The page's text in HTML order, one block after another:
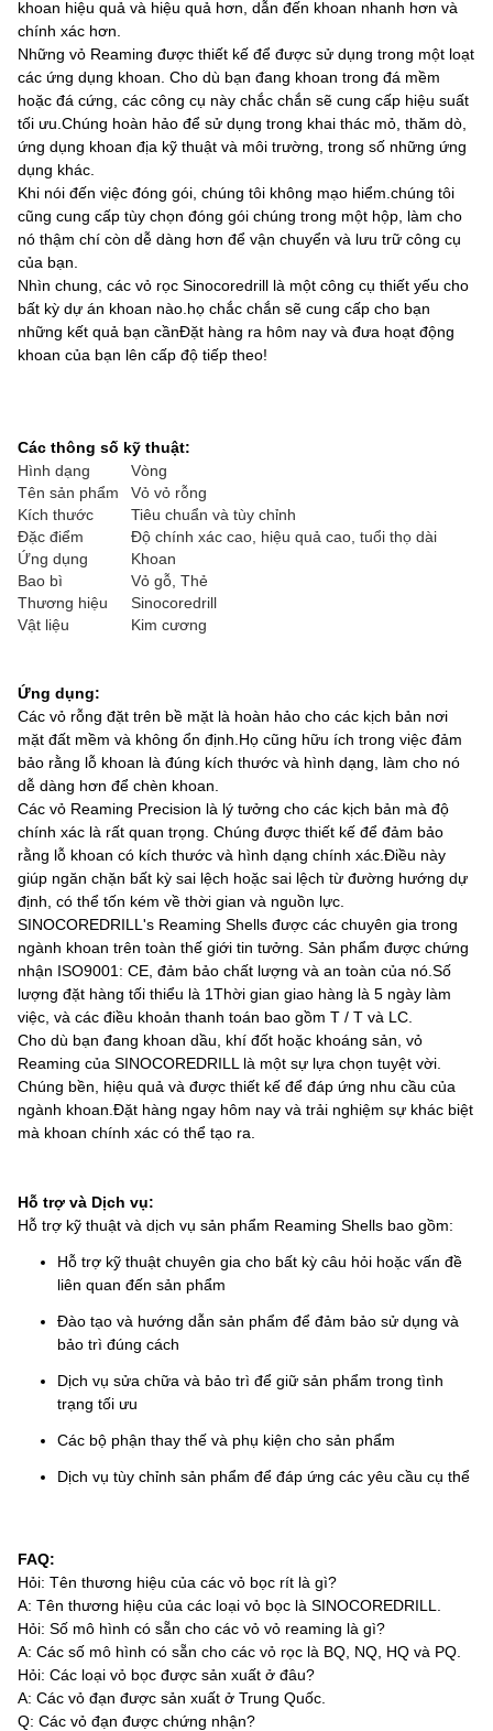
khoan hiệu quả và hiệu quả hơn, dẫn đến khoan nhanh hơn và
chính xác hơn.
Những vỏ Reaming được thiết kế để được sử dụng trong một loạt
các ứng dụng khoan. Cho dù bạn đang khoan trong đá mềm
hoặc đá cứng, các công cụ này chắc chắn sẽ cung cấp hiệu suất
tối ưu.Chúng hoàn hảo để sử dụng trong khai thác mỏ, thăm dò,
ứng dụng khoan địa kỹ thuật và môi trường, trong số những ứng
dụng khác.
Khi nói đến việc đóng gói, chúng tôi không mạo hiểm.chúng tôi
cũng cung cấp tùy chọn đóng gói chúng trong một hộp, làm cho
nó thậm chí còn dễ dàng hơn để vận chuyển và lưu trữ công cụ
của bạn.
Nhìn chung, các vỏ rọc Sinocoredrill là một công cụ thiết yếu cho
bất kỳ dự án khoan nào.họ chắc chắn sẽ cung cấp cho bạn
những kết quả bạn cầnĐặt hàng ra hôm nay và đưa hoạt động
khoan của bạn lên cấp độ tiếp theo!
Các thông số kỹ thuật:
Hình dạng
Vòng
Tên sản phẩm
Vỏ vỏ rỗng
Kích thước
Tiêu chuẩn và tùy chỉnh
Đặc điểm
Độ chính xác cao, hiệu quả cao, tuổi thọ dài
Ứng dụng
Khoan
Bao bì
Vỏ gỗ, Thẻ
Thương hiệu
Sinocoredrill
Vật liệu
Kim cương
Ứng dụng:
Các vỏ rỗng đặt trên bề mặt là hoàn hảo cho các kịch bản nơi
mặt đất mềm và không ổn định.Họ cũng hữu ích trong việc đảm
bảo rằng lỗ khoan là đúng kích thước và hình dạng, làm cho nó
dễ dàng hơn để chèn khoan.
Các vỏ Reaming Precision là lý tưởng cho các kịch bản mà độ
chính xác là rất quan trọng. Chúng được thiết kế để đảm bảo
rằng lỗ khoan có kích thước và hình dạng chính xác.Điều này
giúp ngăn chặn bất kỳ sai lệch hoặc sai lệch từ đường hướng dự
định, có thể tốn kém về thời gian và nguồn lực.
SINOCOREDRILL's Reaming Shells được các chuyên gia trong
ngành khoan trên toàn thế giới tin tưởng. Sản phẩm được chứng
nhận ISO9001: CE, đảm bảo chất lượng và an toàn của nó.Số
lượng đặt hàng tối thiểu là 1Thời gian giao hàng là 5 ngày làm
việc, và các điều khoản thanh toán bao gồm T / T và LC.
Cho dù bạn đang khoan dầu, khí đốt hoặc khoáng sản, vỏ
Reaming của SINOCOREDRILL là một sự lựa chọn tuyệt vời.
Chúng bền, hiệu quả và được thiết kế để đáp ứng nhu cầu của
ngành khoan.Đặt hàng ngay hôm nay và trải nghiệm sự khác biệt
mà khoan chính xác có thể tạo ra.
Hỗ trợ và Dịch vụ:
Hỗ trợ kỹ thuật và dịch vụ sản phẩm Reaming Shells bao gồm:
Hỗ trợ kỹ thuật chuyên gia cho bất kỳ câu hỏi hoặc vấn đề
liên quan đến sản phẩm
Đào tạo và hướng dẫn sản phẩm để đảm bảo sử dụng và
bảo trì đúng cách
Dịch vụ sửa chữa và bảo trì để giữ sản phẩm trong tình
trạng tối ưu
Các bộ phận thay thế và phụ kiện cho sản phẩm
Dịch vụ tùy chỉnh sản phẩm để đáp ứng các yêu cầu cụ thể
FAQ:
Hỏi: Tên thương hiệu của các vỏ bọc rít là gì?
A: Tên thương hiệu của các loại vỏ bọc là SINOCOREDRILL.
Hỏi: Số mô hình có sẵn cho các vỏ vỏ reaming là gì?
A: Các số mô hình có sẵn cho các vỏ rọc là BQ, NQ, HQ và PQ.
Hỏi: Các loại vỏ bọc được sản xuất ở đâu?
A: Các vỏ đạn được sản xuất ở Trung Quốc.
Q: Các vỏ đạn được chứng nhận?